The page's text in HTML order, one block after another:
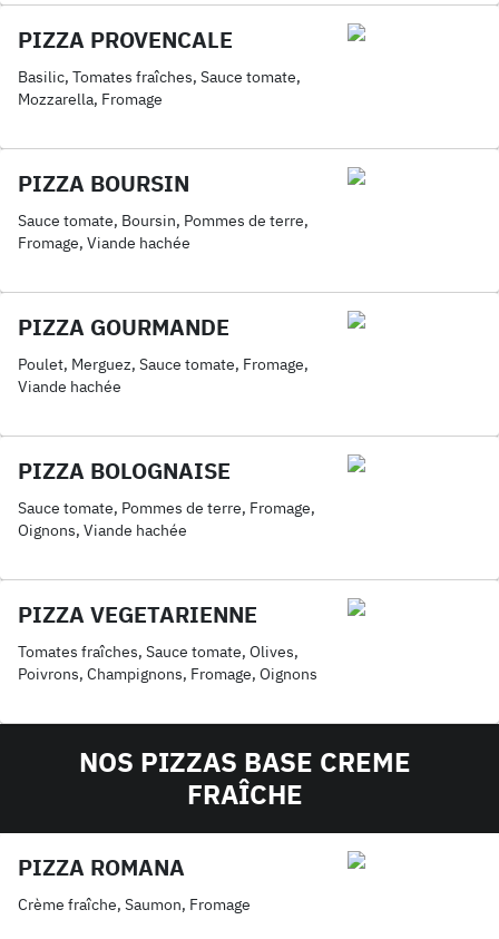
PIZZA PROVENCALE
Basilic, Tomates fraîches, Sauce tomate,
Mozzarella, Fromage
PIZZA BOURSIN
Sauce tomate, Boursin, Pommes de terre,
Fromage, Viande hachée
PIZZA GOURMANDE
Poulet, Merguez, Sauce tomate, Fromage,
Viande hachée
PIZZA BOLOGNAISE
Sauce tomate, Pommes de terre, Fromage,
Oignons, Viande hachée
PIZZA VEGETARIENNE
Tomates fraîches, Sauce tomate, Olives,
Poivrons, Champignons, Fromage, Oignons
NOS PIZZAS BASE CREME
FRAÎCHE
PIZZA ROMANA
Crème fraîche, Saumon, Fromage